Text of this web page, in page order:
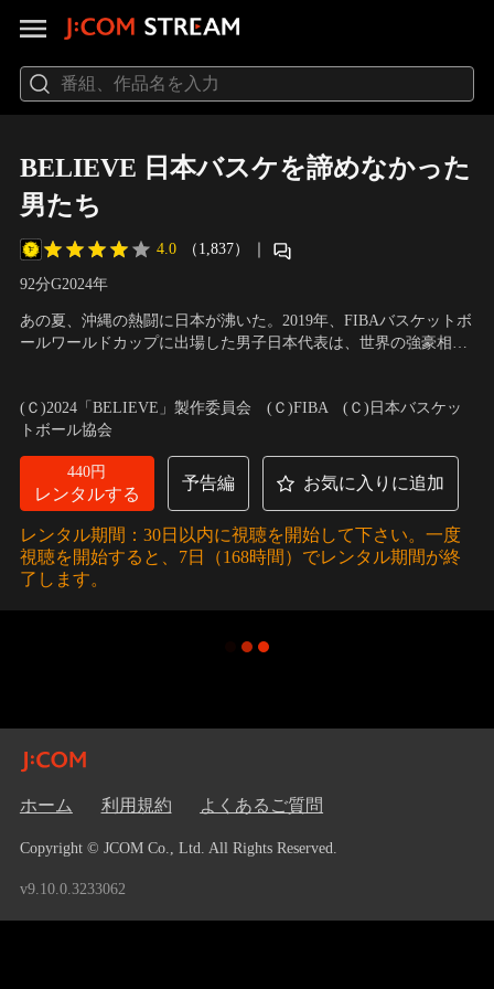
BELIEVE 日本バスケを諦めなかった
男たち
4.0 （1,837） ｜
92分G2024年
あの夏、沖縄の熱闘に日本が沸いた。2019年、FIBAバスケットボ
ールワールドカップに出場した男子日本代表は、世界の強豪相手
し、予選リーグ敗退。「バスケ男子日本代表は世界で勝てない」
世の中の声は厳しかった。
(Ｃ)2024「BELIEVE」製作委員会 (Ｃ)FIBA (Ｃ)日本バスケッ
トボール協会
440円
レンタルする
予告編 お気に入りに追加
レンタル期間：30日以内に視聴を開始して下さい。一度
視聴を開始すると、7日（168時間）でレンタル期間が終
了します。
ホーム 利用規約 よくあるご質問
Copyright © JCOM Co., Ltd. All Rights Reserved.
v9.10.0.3233062